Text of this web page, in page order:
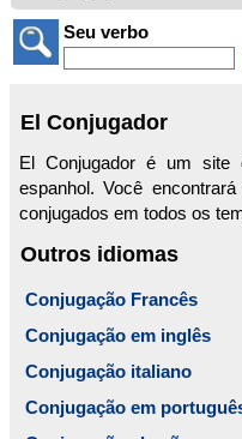
Seu verbo
El Conjugador
El Conjugador é um site
espanhol. Você
conjugados em todos os
Outros idiomas
Conjugação Francês
Conjugação em inglês
Conjugação italiano
Conjugação em